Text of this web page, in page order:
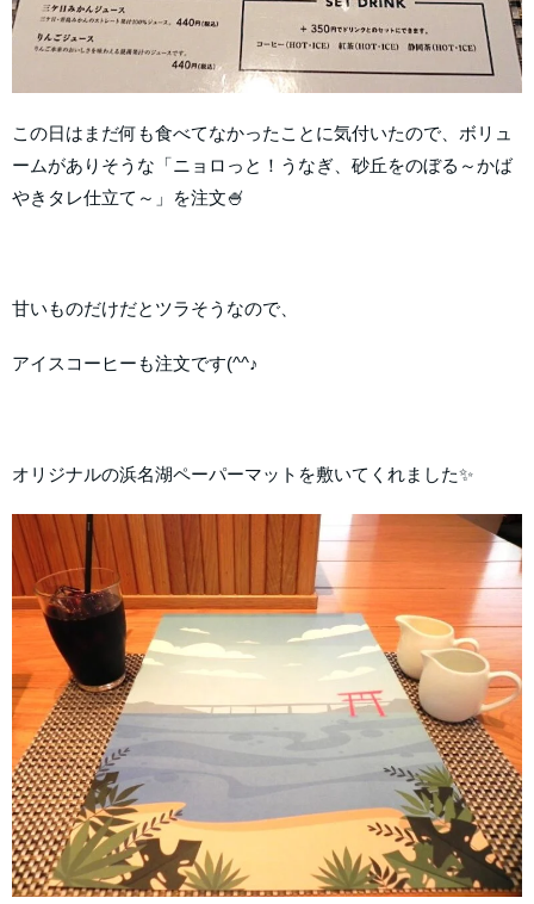
この日はまだ何も食べてなかったことに気付いたので、ボリュ
ームがありそうな「ニョロっと！うなぎ、砂丘をのぼる～かば
やきタレ仕立て～」を注文🍧
甘いものだけだとツラそうなので、
アイスコーヒーも注文です(^^♪
オリジナルの浜名湖ペーパーマットを敷いてくれました✨